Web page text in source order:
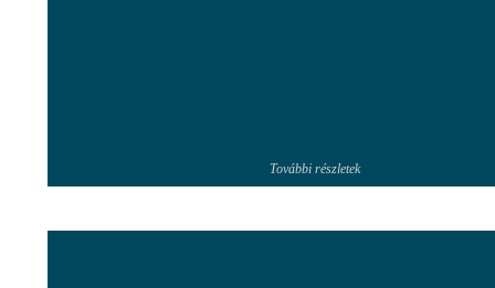
További részletek